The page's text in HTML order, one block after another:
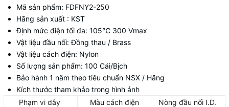
Mã sản phẩm: FDFNY2-250
Hãng sản xuất : KST
Định mức điện tối đa: 105℃ 300 Vmax
Vật liệu đầu nối: Đồng thau / Brass
Vật liệu cách điện: Nylon
Số lượng sản phẩm: 100 Cái/Bịch
Bảo hành 1 năm theo tiêu chuẩn NSX / Hãng
Kích thước tham khảo trong hình ảnh
Phạm vi dây
Màu cách điện
Nòng đầu nối I.D.